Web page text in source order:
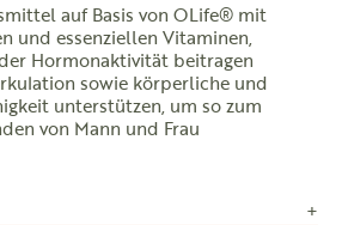
auf Basis von OLife® mit
und essenziellen Vitaminen,
Hormonaktivität beitragen
sowie körperliche und
unterstützen, um so zum
von Mann und Frau